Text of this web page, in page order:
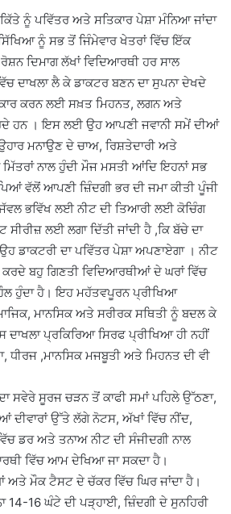
ਨੂੰ ਪਵਿੱਤਰ ਅਤੇ ਸਤਿਕਾਰ ਪੇਸ਼ਾ ਮੰਨਿਆ ਜਾਂਦਾ
ਨੂੰ ਸਭ ਤੋਂ ਜਿੰਮੇਵਾਰ ਖੇਤਰਾਂ ਵਿੱਚ ਇੱਕ
ਦਿਮਾਗ ਲੱਖਾਂ ਵਿਦਿਆਰਥੀ ਹਰ ਸਾਲ
ਦਾਖਲਾ ਲੈ ਕੇ ਡਾਕਟਰ ਬਣਨ ਦਾ ਸੁਪਨਾ ਦੇਖਦੇ
ਕਰਨ ਲਈ ਸਖ਼ਤ ਮਿਹਨਤ, ਲਗਨ ਅਤੇ
ਹਨ । ਇਸ ਲਈ ਉਹ ਆਪਣੀ ਜਵਾਨੀ ਸਮੇਂ ਦੀਆਂ
ਮਨਾਉਣ ਦੇ ਚਾਅ, ਰਿਸ਼ਤੇਦਾਰੀ ਅਤੇ
ਮਿੱਤਰਾਂ ਨਾਲ ਹੁੰਦੀ ਮੌਜ ਮਸਤੀ ਆਂਦਿ ਇਹਨਾਂ ਸਭ
ਵੱਲੋਂ ਆਪਣੀ ਜ਼ਿੰਦਗੀ ਭਰ ਦੀ ਜਮਾ ਕੀਤੀ ਪੂੰਜੀ
ਭਵਿੱਖ ਲਈ ਨੀਟ ਦੀ ਤਿਆਰੀ ਲਈ ਕੋਚਿੰਗ
ਲਈ ਲਗਾ ਦਿੱਤੀ ਜਾਂਦੀ ਹੈ ,ਕਿ ਬੱਚੇ ਦਾ
ਡਾਕਟਰੀ ਦਾ ਪਵਿੱਤਰ ਪੇਸ਼ਾ ਅਪਣਾਏਗਾ । ਨੀਟ
ਕਰਦੇ ਬਹੁ ਗਿਣਤੀ ਵਿਦਿਆਰਥੀਆਂ ਦੇ ਘਰਾਂ ਵਿੱਚ
ਹੁੰਦਾ ਹੈ। ਇਹ ਮਹੱਤਵਪੂਰਨ ਪ੍ਰੀਖਿਆ
ਮਾਨਸਿਕ ਅਤੇ ਸਰੀਰਕ ਸਥਿਤੀ ਨੂੰ ਬਦਲ ਕੇ
ਦਾਖਲਾ ਪ੍ਰਕਿਰਿਆ ਸਿਰਫ ਪ੍ਰੀਖਿਆ ਹੀ ਨਹੀਂ
ਧੀਰਜ ,ਮਾਨਸਿਕ ਮਜਬੂਤੀ ਅਤੇ ਮਿਹਨਤ ਦੀ ਵੀ
ਸਵੇਰੇ ਸੂਰਜ ਚੜਨ ਤੋਂ ਕਾਫੀ ਸਮਾਂ ਪਹਿਲੇ ਉੱਠਣਾ,
ਦੀਵਾਰਾਂ ਉੱਤੇ ਲੱਗੇ ਨੋਟਸ, ਅੱਖਾਂ ਵਿੱਚ ਨੀਂਦ,
ਡਰ ਅਤੇ ਤਨਾਅ ਨੀਟ ਦੀ ਸੰਜੀਦਗੀ ਨਾਲ
ਵਿੱਚ ਆਮ ਦੇਖਿਆ ਜਾ ਸਕਦਾ ਹੈ।
ਅਤੇ ਮੌਕ ਟੈਸਟ ਦੇ ਚੱਕਰ ਵਿੱਚ ਘਿਰ ਜਾਂਦਾ ਹੈ।
14-16 ਘੰਟੇ ਦੀ ਪੜ੍ਹਾਈ, ਜ਼ਿੰਦਗੀ ਦੇ ਸੁਨਹਿਰੀ